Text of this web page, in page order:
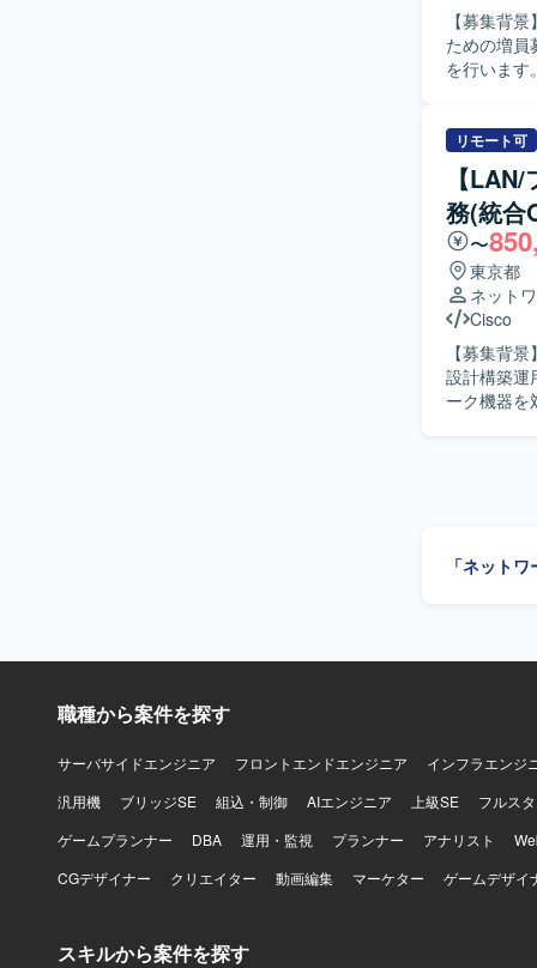
【募集背
ための増員募集となります。 【作
を行います
一人称で対
像】 ネッ
を求めて
って案件を推進で
の大規模ネ
スまで一
コルの知見や設
機器を中
リモート可
【
務(統合
〜
東京都
ネット
Cisco
【募集背
設計構築運用支援業務
ーク機器を
ポートを
「ネット
職種から案件を探す
サーバサイドエンジニア フロントエンドエンジニア
インフラエンジ
汎用機
ブリッジSE 組込・制御 AIエンジニア 上級SE
フルス
ゲームプランナー
DBA 運用・監視 プランナー アナリスト
CGデザイナー
クリエイター 動画編集 マーケター ゲームデザイ
スキルから案件を探す